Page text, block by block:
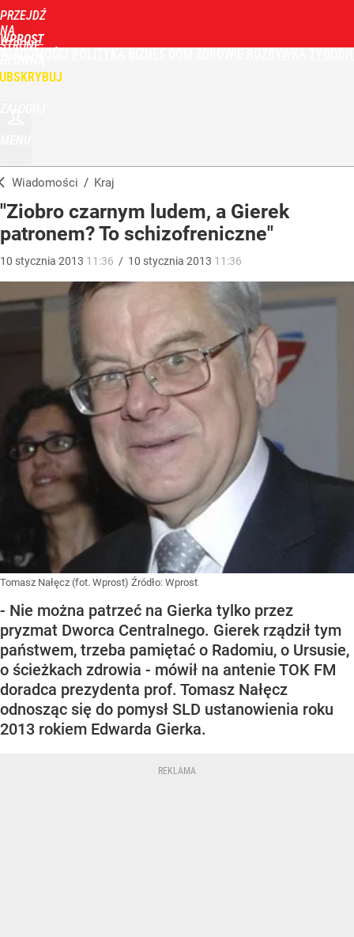
PRZEJDŹ
NA
STRONĘ
WPROST
Wiadomości / Kraj
"Ziobro czarnym ludem, a Gierek
patronem? To schizofreniczne"
10 stycznia 2013 11:36 / 10 stycznia 2013 11:36
Tomasz Nałęcz (fot. Wprost) Źródło: Wprost
- Nie można patrzeć na Gierka tylko przez
pryzmat Dworca Centralnego. Gierek rządził tym
państwem, trzeba pamiętać o Radomiu, o Ursusie,
o ścieżkach zdrowia - mówił na antenie TOK FM
doradca prezydenta prof. Tomasz Nałęcz
odnosząc się do pomysł SLD ustanowienia roku
2013 rokiem Edwarda Gierka.